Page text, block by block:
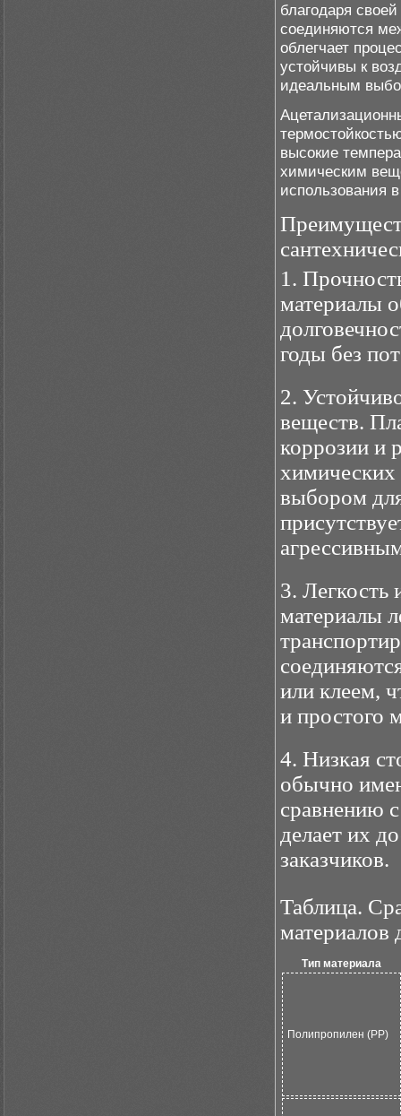
благодаря
соединяются
облегчает
устойчивы к
идеальным
высокие
химическим
использования
1.
материалы
годы без
2.
веществ.
коррозии и
химических
выбором
3. Легкость
материалы
или клеем,
и простого
4. Низкая
обычно
сравнению
делает их
заказчиков.
Таблица.
материалов
Тип материала
Полипропилен (PP)